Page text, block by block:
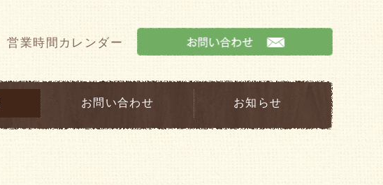
営業時間カレンダー
お問い合わせ お知らせ